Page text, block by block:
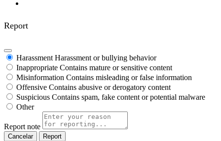
Report
Harassment Harassment or bullying behavior
Inappropriate Contains mature or sensitive content
Misinformation Contains misleading or false information
Offensive Contains abusive or derogatory content
Suspicious Contains spam, fake content or potential malware
Other
Report note
Report